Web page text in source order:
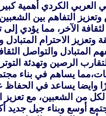
العربي الكردي أهمية
التفاهم بين
الآخر، مما يؤدي إلى
وتعزيز الاحترام المتبادل
المتبادل والتواصل
الرصين وتهدئة
يساهم في بناء
وايضا يساعد في الحفاظ
لكل من الشعبين، مع تعزيز
أوسع وبناء جيل جديد